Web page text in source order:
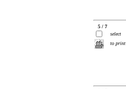
5 / 7
select
to print